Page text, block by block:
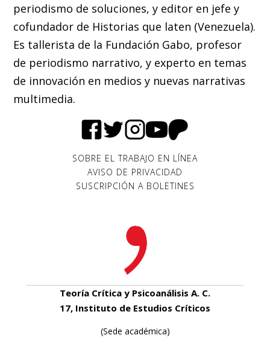
periodismo de soluciones, y editor en jefe y
cofundador de Historias que laten (Venezuela).
Es tallerista de la Fundación Gabo, profesor
de periodismo narrativo, y experto en temas
de innovación en medios y nuevas narrativas
multimedia.
SOBRE EL TRABAJO EN LÍNEA
AVISO DE PRIVACIDAD
SUSCRIPCIÓN A BOLETINES
Teoría Crítica y Psicoanálisis A. C.
17, Instituto de Estudios Críticos
(Sede académica)